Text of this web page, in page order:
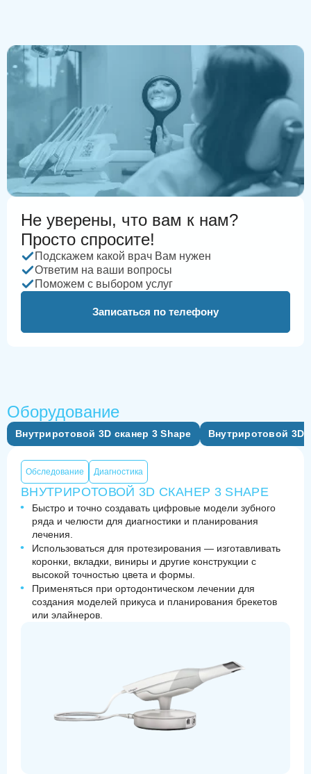
Не уверены, что вам к нам?
Просто спросите!
Подскажем какой врач Вам нужен
Ответим на ваши вопросы
Поможем с выбором услуг
Записаться по телефону
Оборудование
Обследование Диагностика
ВНУТРИРОТОВОЙ 3D СКАНЕР 3 SHAPE
Быстро и точно создавать цифровые модели зубного
ряда и челюсти для диагностики и планирования
лечения.
Использоваться для протезирования — изготавливать
коронки, вкладки, виниры и другие конструкции с
высокой точностью цвета и формы.
Применяться при ортодонтическом лечении для
создания моделей прикуса и планирования брекетов
или элайнеров.
Внутриротовой 3D сканер 3 Shape Внутриротовой 3D